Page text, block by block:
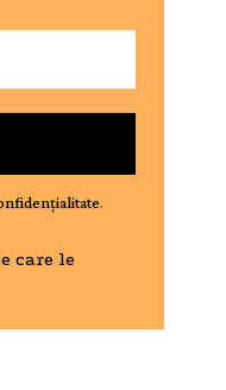
.
care le